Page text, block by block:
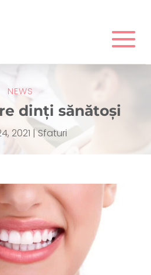
NEWS
dinți sănătoși
2021 |Sfaturi